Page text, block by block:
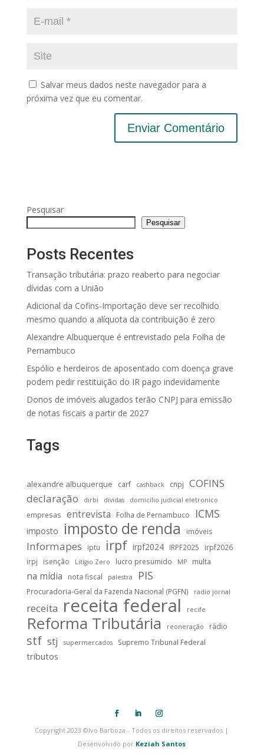
Salvar meus dados neste navegador para a
próxima vez que eu comentar.
Pesquisar
Pesquisar
Posts Recentes
Transação tributária: prazo reaberto para negociar
dívidas com a União
Adicional da Cofins-Importação deve ser recolhido
mesmo quando a alíquota da contribuição é zero
Alexandre Albuquerque é entrevistado pela Folha de
Pernambuco
Espólio e herdeiros de aposentado com doença grave
podem pedir restituição do IR pago indevidamente
Donos de imóveis alugados terão CNPJ para emissão
de notas fiscais a partir de 2027
Tags
alexandre albuquerque carf cashback cnpj
COFINS
declaração
dirbi dividas domicilio judicial eletronico
empresas entrevista Folha de Pernambuco ICMS
imposto imposto de renda imóveis
Informapes iptu irpf irpf2024 IRPF2025
irpf2026
irpj
isenção Litígio Zero lucro presumido MP multa
na mídia nota fiscal palestra PIS
Procuradoria-Geral da Fazenda Nacional (PGFN) radio jornal
receita receita federal recife
Reforma Tributária reoneração rádio
stf stj supermercados Supremo Tribunal Federal
tributos
Copyright 2023 ©Ivo Barboza - Todos os direitos reservados |
Desenvolvido por Keziah Santos